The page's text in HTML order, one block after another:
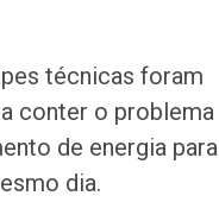
técnicas foram
conter o problema
de energia para
dia.